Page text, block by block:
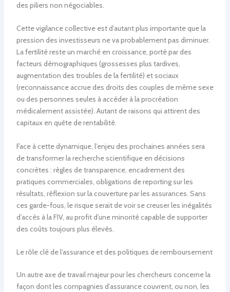
des piliers non négociables.
Cette vigilance collective est d’autant plus importante que la
pression des investisseurs ne va probablement pas diminuer.
La fertilité reste un marché en croissance, porté par des
facteurs démographiques (grossesses plus tardives,
augmentation des troubles de la fertilité) et sociaux
(reconnaissance accrue des droits des couples de même sexe
ou des personnes seules à accéder à la procréation
médicalement assistée). Autant de raisons qui attirent des
capitaux en quête de rentabilité.
Face à cette dynamique, l’enjeu des prochaines années sera
de transformer la recherche scientifique en décisions
concrètes : règles de transparence, encadrement des
pratiques commerciales, obligations de reporting sur les
résultats, réflexion sur la couverture par les assurances. Sans
ces garde-fous, le risque serait de voir se creuser les inégalités
d’accès à la FIV, au profit d’une minorité capable de supporter
des coûts toujours plus élevés.
Le rôle clé de l’assurance et des politiques de remboursement
Un autre axe de travail majeur pour les chercheurs concerne la
façon dont les compagnies d’assurance couvrent, ou non, les